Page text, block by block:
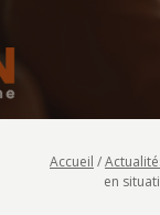
Accueil /
en